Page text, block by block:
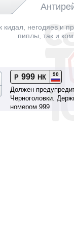
кидал, негодяев и
пиплы, так и
Р 999 НК 90
Должен
Черноголовки.
номером 999.